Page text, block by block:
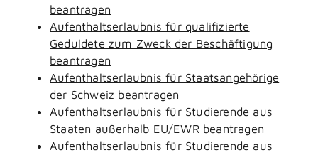
beantragen
Aufenthaltserlaubnis für qualifizierte
Geduldete zum Zweck der Beschäftigung
beantragen
Aufenthaltserlaubnis für Staatsangehörige
der Schweiz beantragen
Aufenthaltserlaubnis für Studierende aus
Staaten außerhalb EU/EWR beantragen
Aufenthaltserlaubnis für Studierende aus